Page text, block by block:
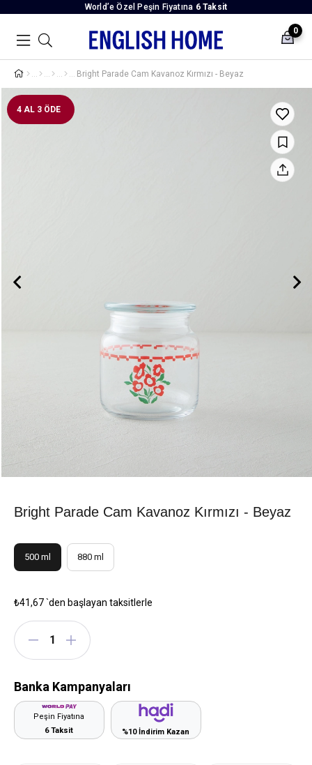
World’e Özel Peşin Fiyatına 6 Taksit
0
Bright Parade Cam Kavanoz Kırmızı - Beyaz
4 AL 3 ÖDE
Bright Parade Cam Kavanoz Kırmızı - Beyaz
500 ml 880 ml
₺41,67`den başlayan taksitlerle
Banka Kampanyaları
Peşin Fiyatına
6 Taksit
%10 İndirim Kazan